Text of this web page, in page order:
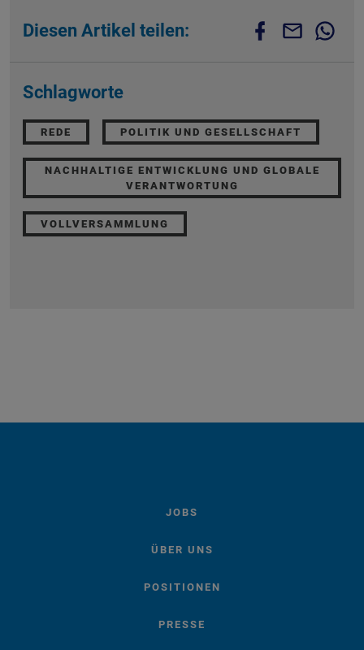
Diesen Artikel teilen:
Schlagworte
REDE POLITIK UND GESELLSCHAFT
NACHHALTIGE ENTWICKLUNG UND GLOBALE
VERANTWORTUNG
VOLLVERSAMMLUNG
JOBS
ÜBER UNS
POSITIONEN
PRESSE